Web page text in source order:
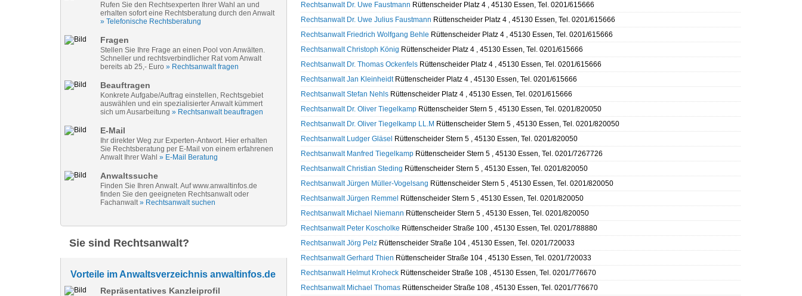
Rufen Sie den Rechtsexperten Ihrer Wahl an und
erhalten sofort eine Rechtsberatung durch den Anwalt
» Telefonische Rechtsberatung
Fragen
Stellen Sie Ihre Frage an einen Pool von Anwälten.
Schneller und rechtsverbindlicher Rat vom Anwalt
bereits ab 25,- Euro » Rechtsanwalt fragen
Beauftragen
Konkrete Aufgabe/Auftrag einstellen, Rechtsgebiet
auswählen und ein spezialisierter Anwalt kümmert
sich um Ausarbeitung » Rechtsanwalt beauftragen
E-Mail
Ihr direkter Weg zur Experten-Antwort. Hier erhalten
Sie Rechtsberatung per E-Mail von einem erfahrenen
Anwalt Ihrer Wahl » E-Mail Beratung
Anwaltssuche
Finden Sie Ihren Anwalt. Auf www.anwaltinfos.de
finden Sie den geeigneten Rechtsanwalt oder
Fachanwalt» Rechtsanwalt suchen
Sie sind Rechtsanwalt?
Vorteile im Anwaltsverzeichnis anwaltinfos.de
Repräsentatives Kanzleiprofil
Rechtsanwalt Dr. Uwe Faustmann Rüttenscheider Platz 4 , 45130 Essen, Tel. 0201/615666
Rechtsanwalt Dr. Uwe Julius Faustmann Rüttenscheider Platz 4 , 45130 Essen, Tel. 0201/615666
Rechtsanwalt Friedrich Wolfgang Behle Rüttenscheider Platz 4 , 45130 Essen, Tel. 0201/615666
Rechtsanwalt Christoph König Rüttenscheider Platz 4 , 45130 Essen, Tel. 0201/615666
Rechtsanwalt Dr. Thomas OckenfelsRüttenscheider Platz 4 , 45130 Essen, Tel. 0201/615666
Rechtsanwalt Jan KleinheidtRüttenscheider Platz 4 , 45130 Essen, Tel. 0201/615666
Rechtsanwalt Stefan NehlsRüttenscheider Platz 4 , 45130 Essen, Tel. 0201/615666
Rechtsanwalt Dr. Oliver TiegelkampRüttenscheider Stern 5 , 45130 Essen, Tel. 0201/820050
Rechtsanwalt Dr. Oliver Tiegelkamp LL.M Rüttenscheider Stern 5 , 45130 Essen, Tel. 0201/820050
Rechtsanwalt Ludger Gläsel
Rüttenscheider Stern 5 , 45130 Essen, Tel. 0201/820050
Rechtsanwalt Manfred TiegelkampRüttenscheider Stern 5 , 45130 Essen, Tel. 0201/7267726
Rechtsanwalt Christian Steding Rüttenscheider Stern 5 , 45130 Essen, Tel. 0201/820050
Rechtsanwalt Jürgen Müller-Vogelsang Rüttenscheider Stern 5 , 45130 Essen, Tel. 0201/820050
Rechtsanwalt Jürgen Remmel
Rüttenscheider Stern 5 , 45130 Essen, Tel. 0201/820050
Rechtsanwalt Michael Niemann Rüttenscheider Stern 5 , 45130 Essen, Tel. 0201/820050
Rechtsanwalt Peter Koscholke Rüttenscheider Straße 100 , 45130 Essen, Tel. 0201/788880
Rechtsanwalt Jörg PelzRüttenscheider Straße 104 , 45130 Essen, Tel. 0201/720033
Rechtsanwalt Gerhard Thien Rüttenscheider Straße 104 , 45130 Essen, Tel. 0201/720033
Rechtsanwalt Helmut KroheckRüttenscheider Straße 108 , 45130 Essen, Tel. 0201/776670
Rechtsanwalt Michael ThomasRüttenscheider Straße 108 , 45130 Essen, Tel. 0201/776670